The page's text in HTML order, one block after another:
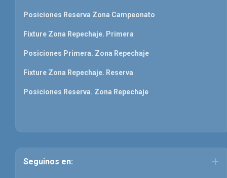
Posiciones Reserva Zona Campeonato
Fixture Zona Repechaje. Primera
Posiciones Primera. Zona Repechaje
Fixture Zona Repechaje. Reserva
Posiciones Reserva. Zona Repechaje
Seguinos en: